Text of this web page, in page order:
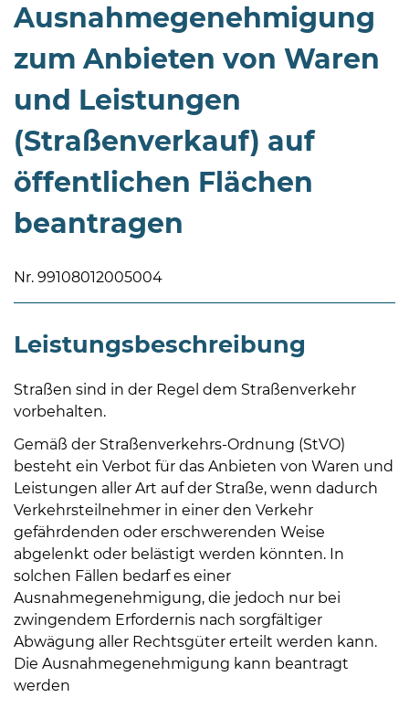
Do
08
14
Uhr
sowie
außerhalb
Öffnungszeiten
nach
Vereinbarung.
Ausnahmegenehmigung
zum Anbieten von Waren
und Leistungen
(Straßenverkauf) auf
öffentlichen Flächen
beantragen
Nr. 99108012005004
Leistungsbeschreibung
Straßen sind in der Regel dem Straßenverkehr
vorbehalten.
Gemäß der Straßenverkehrs-Ordnung (StVO)
besteht ein Verbot für das Anbieten von Waren und
Leistungen aller Art auf der Straße, wenn dadurch
Verkehrsteilnehmer in einer den Verkehr
gefährdenden oder erschwerenden Weise
abgelenkt oder belästigt werden könnten. In
solchen Fällen bedarf es einer
Ausnahmegenehmigung, die jedoch nur bei
zwingendem Erfordernis nach sorgfältiger
Abwägung aller Rechtsgüter erteilt werden kann.
Die Ausnahmegenehmigung kann beantragt
werden